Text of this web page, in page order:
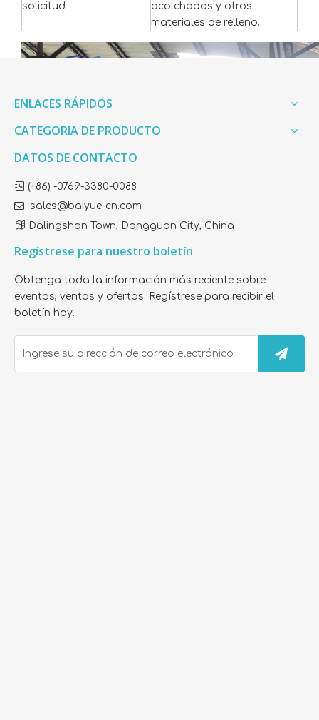
solicitud
acolchados y otros
materiales de relleno.
ENLACES RÁPIDOS
CATEGORIA DE PRODUCTO
DATOS DE CONTACTO
 (+86) -0769-3380-0088
 sales@baiyue-cn.com
 Dalingshan Town, Dongguan City, China
Regístrese para nuestro boletín
Obtenga toda la información más reciente sobre
eventos, ventas y ofertas. Regístrese para recibir el
boletín hoy.